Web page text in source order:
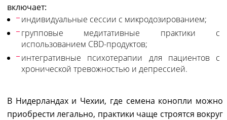
включает:
индивидуальные сессии с микродозированием;
групповые медитативные практики с
использованием CBD-продуктов;
интегративные психотерапии для пациентов с
хронической тревожностью и депрессией.
В Нидерландах и Чехии, где семена конопли можно
приобрести легально, практики чаще строятся вокруг